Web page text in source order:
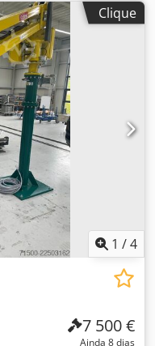
Clique
1 /4
7 500 €
Ainda 8 dias